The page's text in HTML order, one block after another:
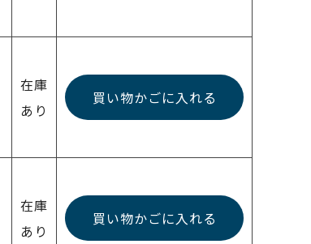
在庫
あり
買い物かごに入れる
在庫
あり
買い物かごに入れる